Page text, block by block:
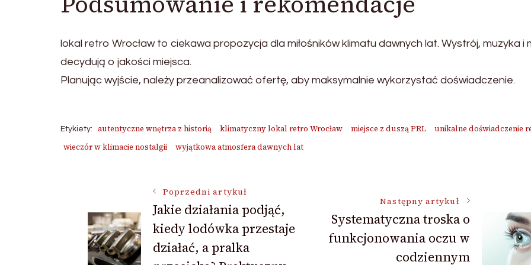
lokal retro Wrocław to ciekawa propozycja dla miłośników klimatu dawnych lat. Wystrój, muzyka i
decydują o jakości miejsca.
Planując wyjście, należy przeanalizować ofertę, aby maksymalnie wykorzystać doświadczenie.
Etykiety: autentyczne wnętrza z historią klimatyczny lokal retro Wrocław miejsce z duszą PRL
unikalne doświadczenie
wieczór w klimacie nostalgii
wyjątkowa atmosfera dawnych lat
Nawigacja
wpisu
Poprzedni artykuł
Jakie działania podjąć,
kiedy lodówka przestaje
działać, a pralka
Następny artykuł
Systematyczna troska o
funkcjonowania oczu w
codziennym